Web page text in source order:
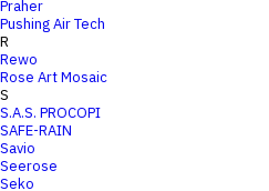
Praher
Pushing Air Tech
R
Rewo
Rose Art Mosaic
S
S.A.S. PROCOPI
SAFE-RAIN
Savio
Seerose
Seko